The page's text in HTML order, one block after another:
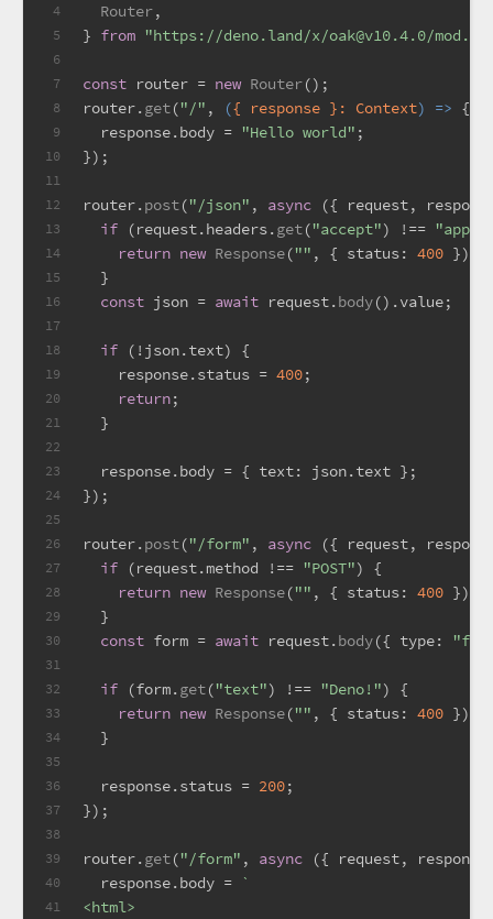
4
5
6
7
8
9
10
11
12
13
14
15
16
17
18
19
20
21
22
23
24
25
26
27
28
29
30
31
32
33
34
35
36
37
38
39
40
41
Router,
} from "https://deno.land/x/oak@v10.4.0/
const router = new Router();
router.get("/" , ({ response }: Context) => {
  response.
body = "Hello world" ;
});
router.post("/json" , async ({ request,
if (request.headers.get("accept") !==
return new Response("" , { status: 400 });
  }
const json = await request.body().value;
if (!json.text) {
    response.
status = 400;
return;
  }
  response.
body = { text: json.text };
});
router.post("/form" , async ({ request,
if (request.method !== "POST") {
return new Response("" , { status: 400 });
  }
const form = await request.body({ type:
if (form.get("text") !== "Deno!") {
return new Response("" , { status: 400 });
  }
  response.
status = 200;
});
router.get("/form" , async ({ request,
  response.
body =
`
<html>